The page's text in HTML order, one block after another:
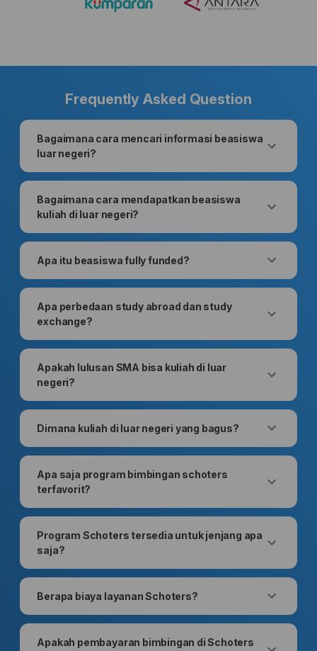
Frequently Asked Question
Bagaimana cara mencari informasi beasiswa
luar negeri?
Bagaimana cara mendapatkan beasiswa
kuliah di luar negeri?
Apa itu beasiswa fully funded?
Apa perbedaan study abroad dan study
exchange?
Apakah lulusan SMA bisa kuliah di luar
negeri?
Dimana kuliah di luar negeri yang bagus?
Apa saja program bimbingan schoters
terfavorit?
Program Schoters tersedia untuk jenjang apa
saja?
Berapa biaya layanan Schoters?
Apakah pembayaran bimbingan di Schoters